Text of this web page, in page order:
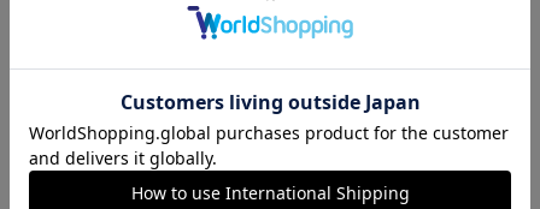
100％のソフトな風合いはそのままに機能性を高めました。脇
【参考情報】The Style Dictionary
◆スーツに合うワイシャツおすすめ12選｜おしゃれ＆失敗しな